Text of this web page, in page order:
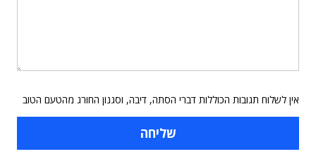
אין לשלוח תגובות הכוללות דברי הסתה, דיבה, וסגנון החורג מהטעם הטוב